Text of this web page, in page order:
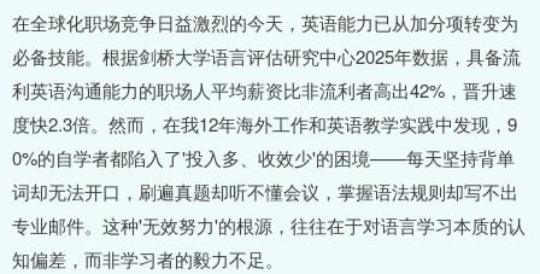
在全球化职场竞争日益激烈的今天，英语能力已从加分项转变为
必备技能。根据剑桥大学语言评估研究中心2025年数据，具备流
利英语沟通能力的职场人平均薪资比非流利者高出42%，晋升速
度快2.3倍。然而，在我12年海外工作和英语教学实践中发现，9
0%的自学者都陷入了'投入多、收效少'的困境——每天坚持背单
词却无法开口，刷遍真题却听不懂会议，掌握语法规则却写不出
专业邮件。这种'无效努力'的根源，往往在于对语言学习本质的认
知偏差，而非学习者的毅力不足。